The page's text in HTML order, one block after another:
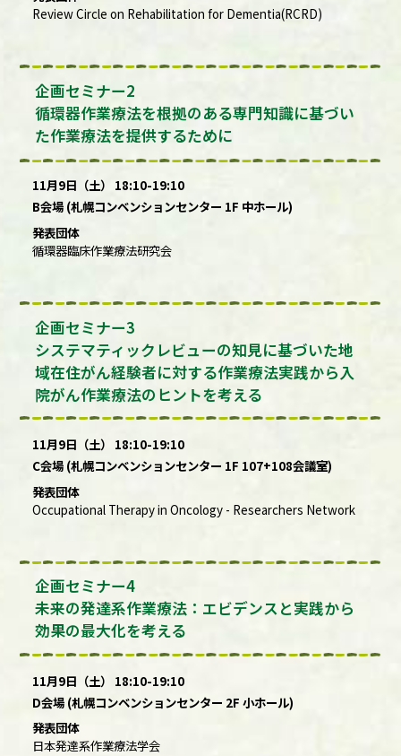
Review Circle on Rehabilitation for Dementia(RCRD)
企画セミナー2
循環器作業療法を根拠のある専門知識に基づい
た作業療法を提供するために
11月9日（土） 18:10-19:10
B会場 (札幌コンベンションセンター 1F 中ホール)
発表団体
循環器臨床作業療法研究会
企画セミナー3
システマティックレビューの知見に基づいた地
域在住がん経験者に対する作業療法実践から入
院がん作業療法のヒントを考える
11月9日（土） 18:10-19:10
C会場 (札幌コンベンションセンター 1F 107+108会議室)
発表団体
Occupational Therapy in Oncology - Researchers Network
企画セミナー4
未来の発達系作業療法：エビデンスと実践から
効果の最大化を考える
11月9日（土） 18:10-19:10
D会場 (札幌コンベンションセンター 2F 小ホール)
発表団体
日本発達系作業療法学会